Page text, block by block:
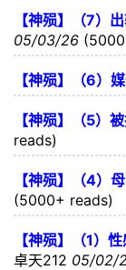
【神殒】（7）
05/03/26
【神殒】（6）
【神殒】（5）
reads)
【神殒】（4）
(5000+ reads)
【神殒】（1）
卓天212 05/02/